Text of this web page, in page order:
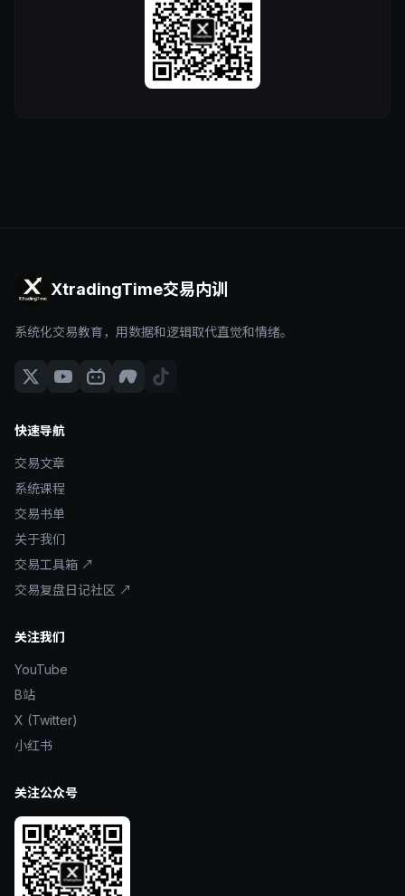
XtradingTime交易内训
系统化交易教育，用数据和逻辑取代直觉和情绪。
快速导航
交易文章
系统课程
交易书单
关于我们
交易工具箱 ↗
交易复盘日记社区 ↗
关注我们
YouTube
B站
X (Twitter)
小红书
关注公众号